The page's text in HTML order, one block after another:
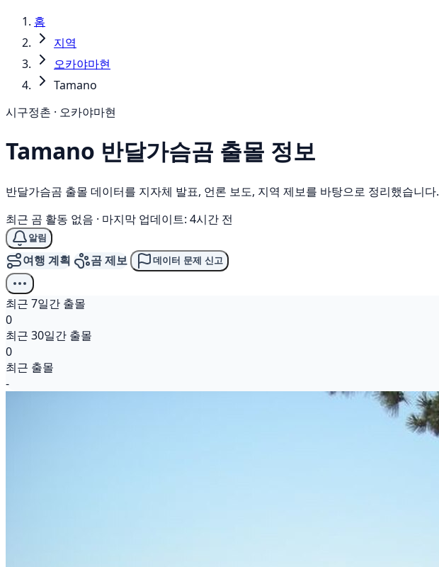
홈
지역
오카야마현
Tamano
시구정촌 · 오카야마현
Tamano 반달가슴곰 출몰 정보
반달가슴곰 출몰 데이터를 지자체 발표, 언론 보도, 지역 제보를 바탕으로 정리했습니다.
최근 곰 활동 없음 · 마지막 업데이트: 4시간 전
알림
여행 계획 곰 제보 데이터 문제 신고
최근 7일간 출몰
0
최근 30일간 출몰
0
최근 출몰
-